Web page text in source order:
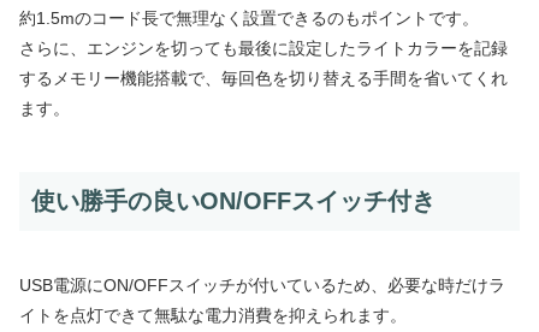
約1.5mのコード長で無理なく設置できるのもポイントです。
さらに、エンジンを切っても最後に設定したライトカラーを記録
するメモリー機能搭載で、毎回色を切り替える手間を省いてくれ
ます。
使い勝手の良いON/OFFスイッチ付き
USB電源にON/OFFスイッチが付いているため、必要な時だけラ
イトを点灯できて無駄な電力消費を抑えられます。